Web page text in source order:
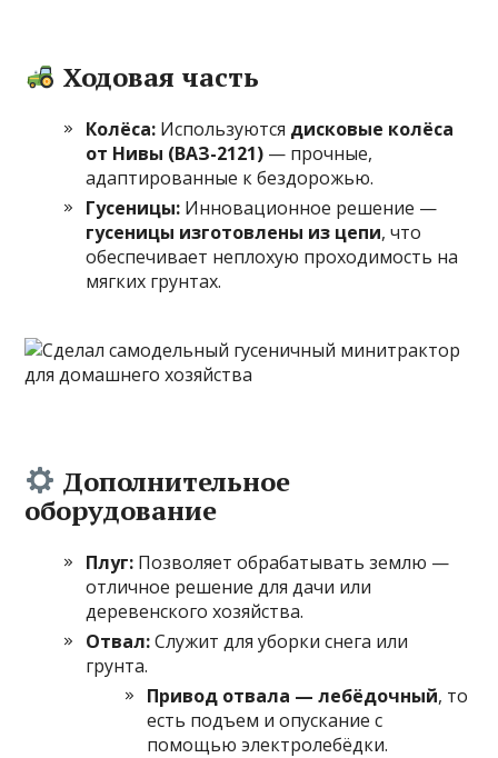
Ходовая часть
Колёса: Используются дисковые колёса
от Нивы (ВАЗ-2121) — прочные,
адаптированные к бездорожью.
Гусеницы: Инновационное решение —
гусеницы изготовлены из цепи, что
обеспечивает неплохую проходимость на
мягких грунтах.
Дополнительное
оборудование
Плуг: Позволяет обрабатывать землю —
отличное решение для дачи или
деревенского хозяйства.
Отвал:Служит для уборки снега или
грунта.
Привод отвала — лебёдочный, то
есть подъем и опускание с
помощью электролебёдки.